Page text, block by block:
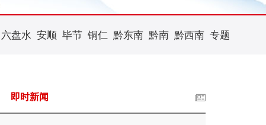
六盘水 安顺 毕节 铜仁 黔东南 黔南 黔西南 专题
即时新闻